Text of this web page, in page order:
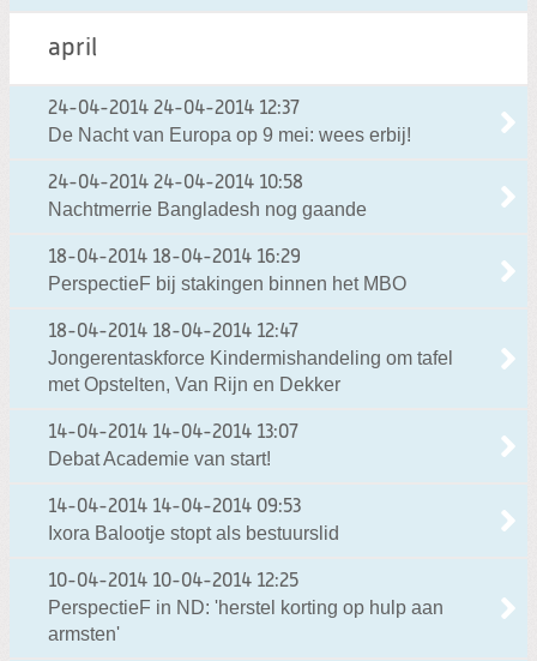
april
24-04-2014 24-04-2014 12:37
De Nacht van Europa op 9 mei: wees erbij!
24-04-2014 24-04-2014 10:58
Nachtmerrie Bangladesh nog gaande
18-04-2014 18-04-2014 16:29
PerspectieF bij stakingen binnen het MBO
18-04-2014 18-04-2014 12:47
Jongerentaskforce Kindermishandeling om tafel
met Opstelten, Van Rijn en Dekker
14-04-2014 14-04-2014 13:07
Debat Academie van start!
14-04-2014 14-04-2014 09:53
Ixora Balootje stopt als bestuurslid
10-04-2014 10-04-2014 12:25
PerspectieF in ND: 'herstel korting op hulp aan
armsten'